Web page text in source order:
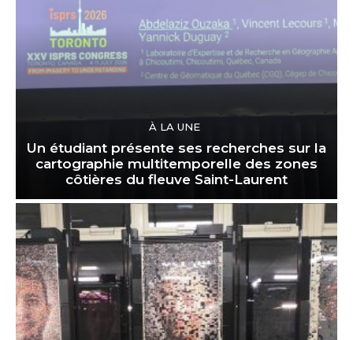
À LA UNE
Un étudiant présente ses recherches sur la
cartographie multitemporelle des zones
côtières du fleuve Saint-Laurent